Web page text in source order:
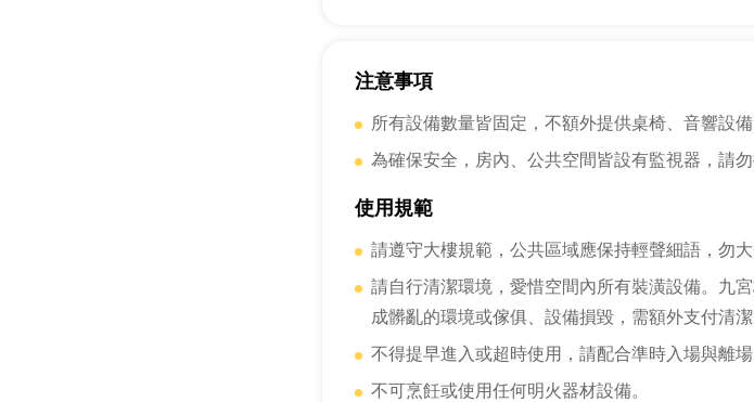
注意事項
所有設備數量皆固定，不額外提供桌椅、音響設備
為確保安全，房內、公共空間皆設有監視器，請勿
使用規範
請遵守大樓規範，公共區域應保持輕聲細語，勿大
請自行清潔環境，愛惜空間內所有裝潢設備。九
成髒亂的環境或傢俱、設備損毀，需額外支付清
不得提早進入或超時使用，請配合準時入場與離場
不可烹飪或使用任何明火器材設備。